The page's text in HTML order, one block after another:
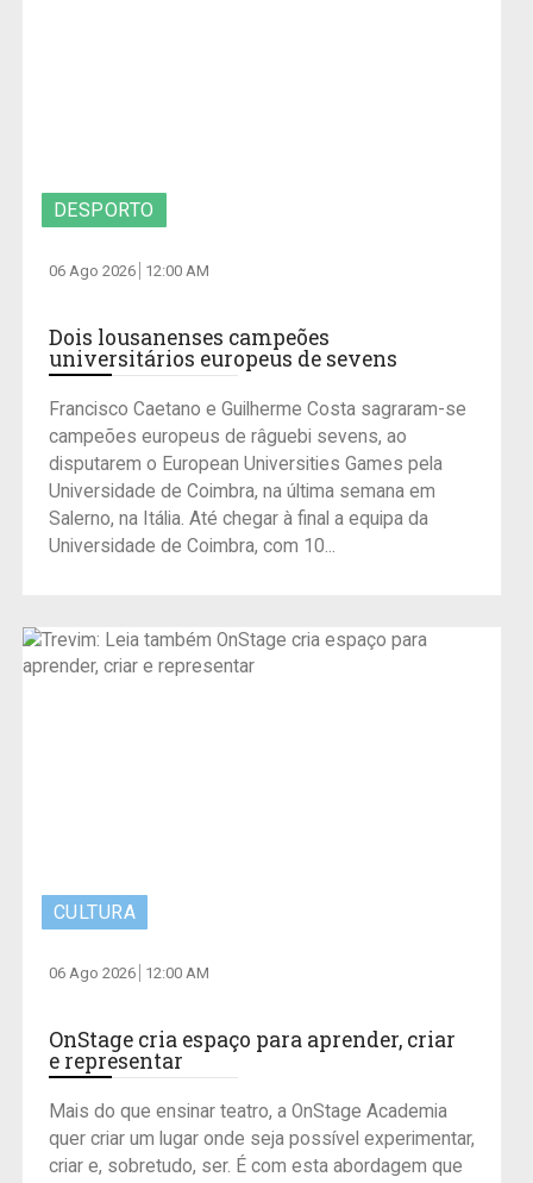
DESPORTO
06 Ago 2026 12:00 AM
Dois lousanenses campeões
universitários europeus de sevens
Francisco Caetano e Guilherme Costa sagraram-se
campeões europeus de râguebi sevens, ao
disputarem o European Universities Games pela
Universidade de Coimbra, na última semana em
Salerno, na Itália. Até chegar à final a equipa da
Universidade de Coimbra, com 10...
CULTURA
06 Ago 2026 12:00 AM
OnStage cria espaço para aprender, criar
e representar
Mais do que ensinar teatro, a OnStage Academia
quer criar um lugar onde seja possível experimentar,
criar e, sobretudo, ser. É com esta abordagem que